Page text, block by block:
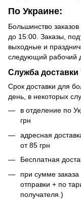
По Украине:
Большинство
до 15:00. Заказы,
выходные и
следующий рабочий
Служба
Срок доставки для
день, в некоторых
в отделение по
грн
адресная
от 85 грн
Бесплатная
при сумме
отправки + по
получателя.)